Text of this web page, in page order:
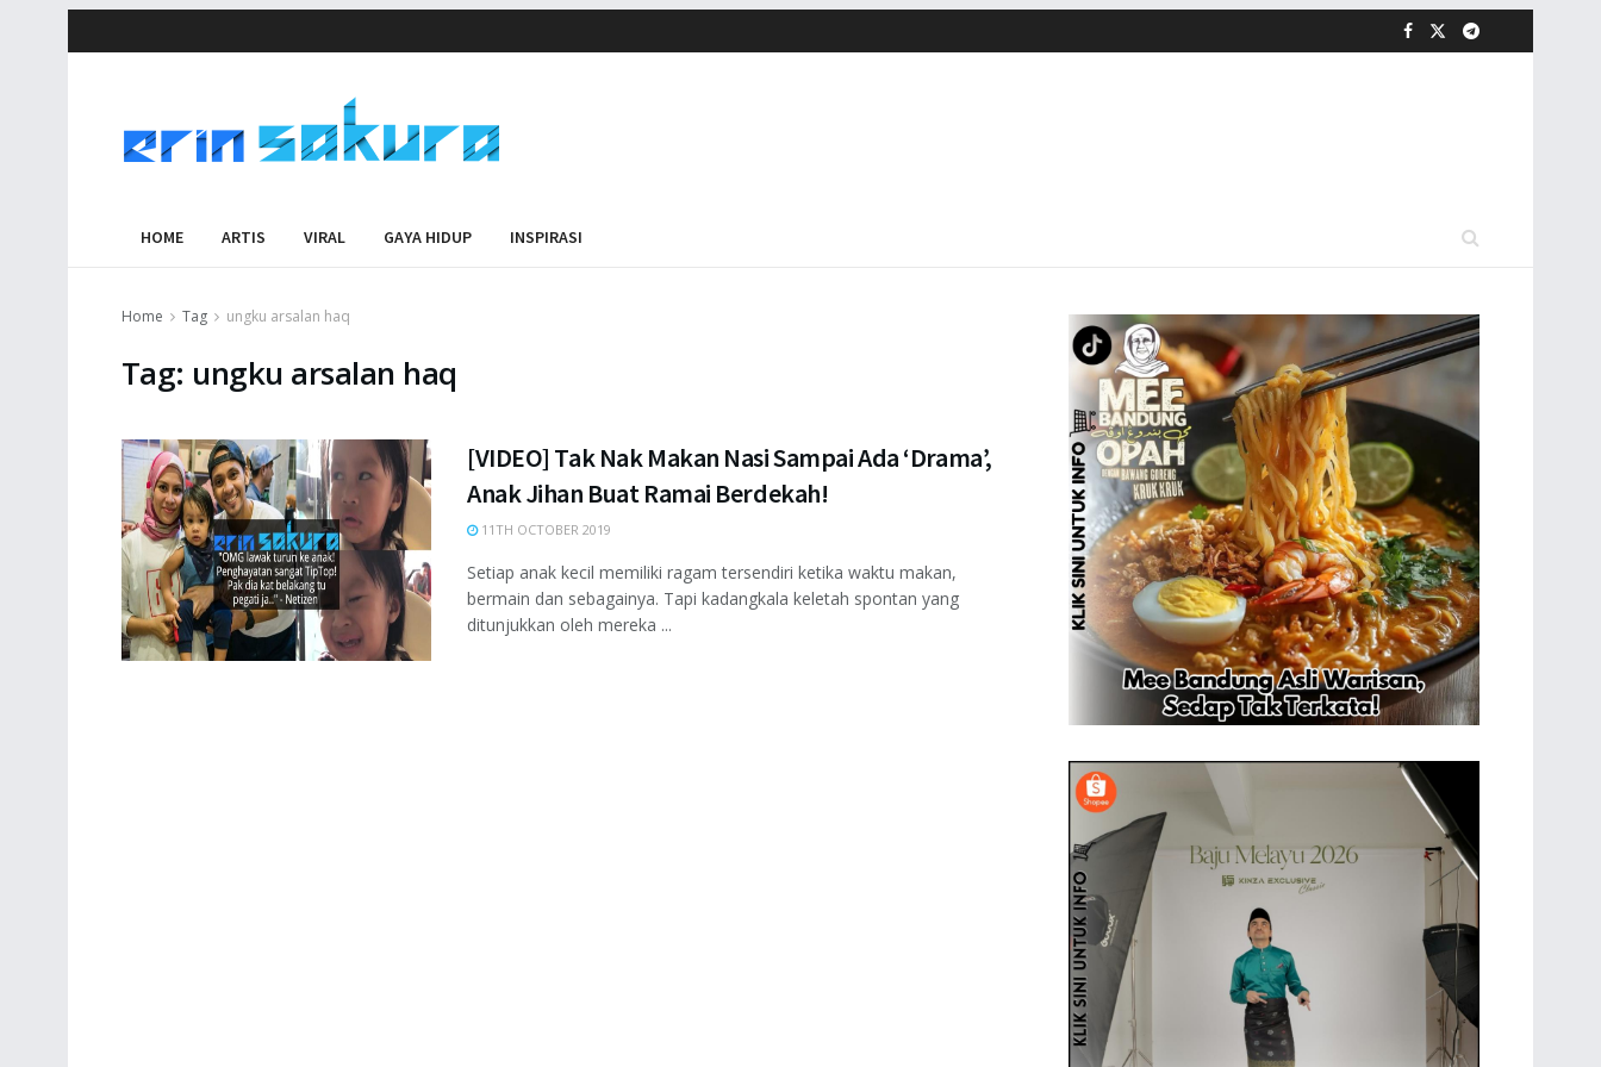
HOME ARTIS VIRAL GAYA HIDUP INSPIRASI
Home Tag ungku arsalan haq
Tag: ungku arsalan haq
[VIDEO] Tak Nak Makan Nasi Sampai Ada ‘Drama’,
Anak Jihan Buat Ramai Berdekah!
11TH OCTOBER 2019
Setiap anak kecil memiliki ragam tersendiri ketika waktu makan,
bermain dan sebagainya. Tapi kadangkala keletah spontan yang
ditunjukkan oleh mereka ...